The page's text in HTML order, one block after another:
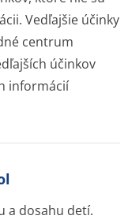
Vedľajšie účinky
centrum
účinkov
informácií
a dosahu detí.